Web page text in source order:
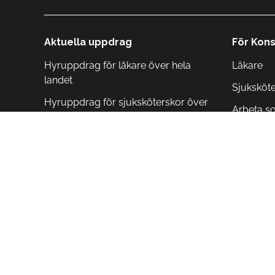
Aktuella uppdrag
Hyruppdrag för läkare över hela
landet
Hyruppdrag för sjuksköterskor över
För
Läkare
Arbeta